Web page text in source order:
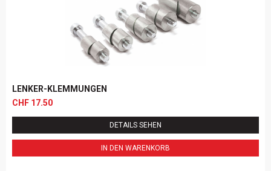
LENKER-KLEMMUNGEN
CHF 17.50
DETAILS SEHEN
IN DEN WARENKORB